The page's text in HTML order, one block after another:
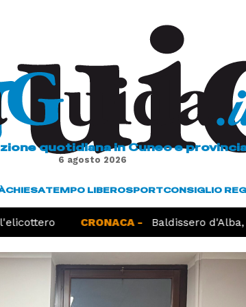
quotidiana in Cuneo e
6 agosto 2026
CHIESATEMPO LIBEROSPORTCONSIGLIO
CRONACA - Baldissero d'Alba,